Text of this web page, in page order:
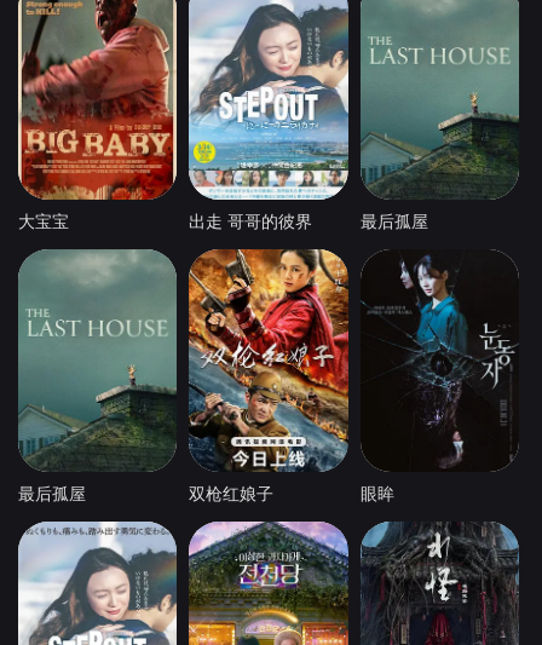
大宝宝 出走 哥哥的彼界 最后孤屋
最后孤屋 双枪红娘子 眼眸